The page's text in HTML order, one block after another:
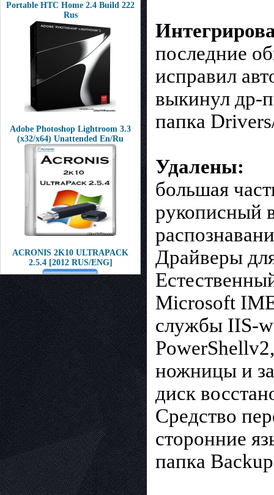
Portable HTC Home 2.4 Build 222
Rus
Adobe Photoshop Lightroom 3.3
(x32/x64) Unattended En/Ru
ACRONIS 2K10 ULTRAPACK
2.5.4 [2012 RUS/ENG]
последние
исправил
выкинул др-
папка
Удалены:
большая
рукописный
Драйверы
Microsoft
службы IIS-
ножницы и
диск
Средство
сторонние
папка